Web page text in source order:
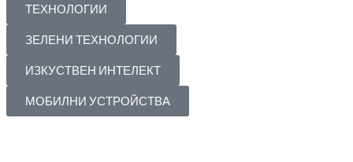
ТЕХНОЛОГИИ
ЗЕЛЕНИ ТЕХНОЛОГИИ
ИЗКУСТВЕН ИНТЕЛЕКТ
МОБИЛНИ УСТРОЙСТВА